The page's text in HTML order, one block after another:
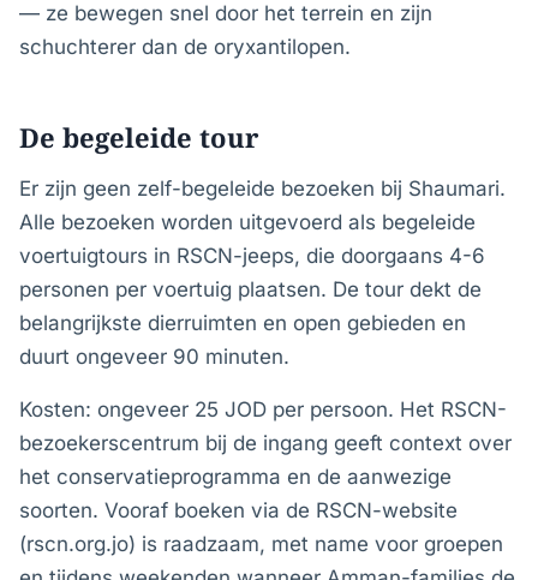
— ze bewegen snel door het terrein en zijn
schuchterer dan de oryxantilopen.
De begeleide tour
Er zijn geen zelf-begeleide bezoeken bij Shaumari.
Alle bezoeken worden uitgevoerd als begeleide
voertuigtours in RSCN-jeeps, die doorgaans 4-6
personen per voertuig plaatsen. De tour dekt de
belangrijkste dierruimten en open gebieden en
duurt ongeveer 90 minuten.
Kosten: ongeveer 25 JOD per persoon. Het RSCN-
bezoekerscentrum bij de ingang geeft context over
het conservatieprogramma en de aanwezige
soorten. Vooraf boeken via de RSCN-website
(rscn.org.jo) is raadzaam, met name voor groepen